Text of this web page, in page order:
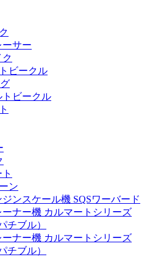
サー
ク
ビークル
トビークル
ン
ンスケール機 SQSワーバード
ーナー機 カルマートシリーズ
チブル）
ーナー機 カルマートシリーズ
チブル）